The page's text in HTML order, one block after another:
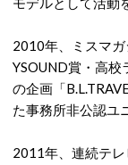
2010年、ミスマ
YSOUND賞・高校
の企画「
た事務所非公認ユ
2011年、連続テ